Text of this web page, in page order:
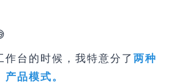
作台的时候，我特意分了两种
品模式。